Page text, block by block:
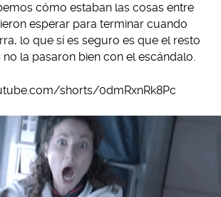
cómo estaban las cosas entre
esperar para terminar cuando
lo que sí es seguro es que el resto
la pasaron bien con el escándalo.
shorts/0dmRxnRk8Pc